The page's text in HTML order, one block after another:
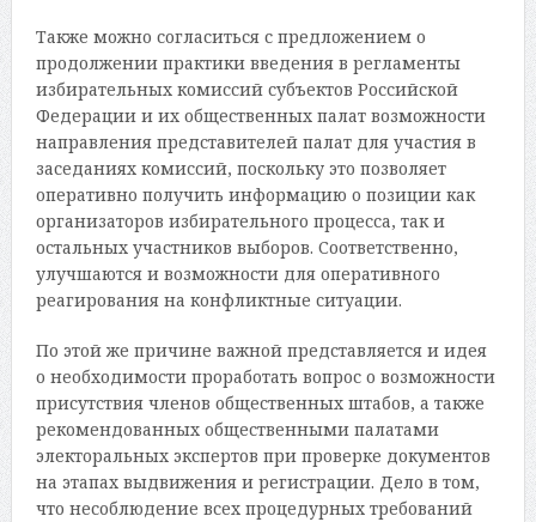
Также можно согласиться с предложением о
продолжении практики введения в регламенты
избирательных комиссий субъектов Российской
Федерации и их общественных палат возможности
направления представителей палат для участия в
заседаниях комиссий, поскольку это позволяет
оперативно получить информацию о позиции как
организаторов избирательного процесса, так и
остальных участников выборов. Соответственно,
улучшаются и возможности для оперативного
реагирования на конфликтные ситуации.
По этой же причине важной представляется и идея
о необходимости проработать вопрос о возможности
присутствия членов общественных штабов, а также
рекомендованных общественными палатами
электоральных экспертов при проверке документов
на этапах выдвижения и регистрации. Дело в том,
что несоблюдение всех процедурных требований